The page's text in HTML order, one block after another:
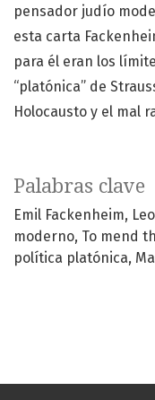
Palabras clave
Emil Fackenheim
moderno To mend
política platónica
pensador judío
esta carta
para él eran los
“platónica” de
Holocausto y el mal